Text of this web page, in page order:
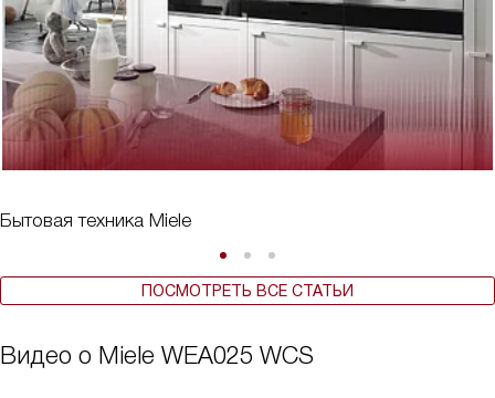
Бытовая техника Miele
ПОСМОТРЕТЬ ВСЕ СТАТЬИ
Видео о Miele WEA025 WCS